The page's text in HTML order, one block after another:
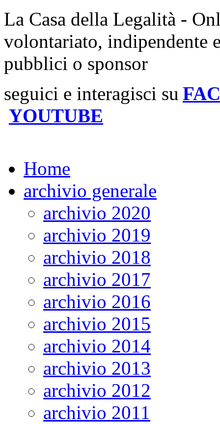
La Casa della Legalità -
volontariato, indipendente
pubblici o sponsor
seguici e interagisci su
YOUTUBE
Home
archivio generale
archivio 2020
archivio 2019
archivio 2018
archivio 2017
archivio 2016
archivio 2015
archivio 2014
archivio 2013
archivio 2012
archivio 2011